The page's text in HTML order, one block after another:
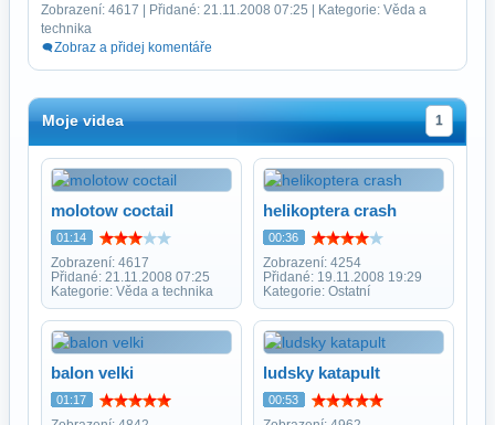
Zobrazení: 4617 | Přidané: 21.11.2008 07:25 | Kategorie: Věda a
technika
Zobraz a přidej komentáře
Moje videa 1
molotow coctail
01:14
Zobrazení: 4617
Přidané: 21.11.2008 07:25
Kategorie: Věda a technika
helikoptera crash
00:36
Zobrazení: 4254
Přidané: 19.11.2008 19:29
Kategorie: Ostatní
balon velki
01:17
ludsky katapult
00:53